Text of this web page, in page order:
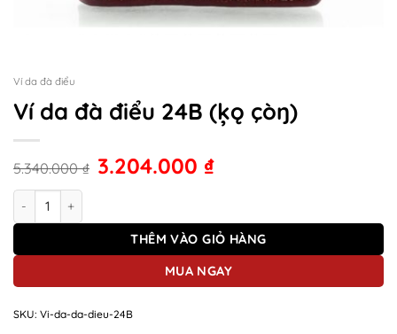
Ví da đà điểu
Ví da đà điểu 24B (ķǫ çòŋ)
5.340.000₫ 3.204.000 ₫
Ví da đà điểu 24B (ķǫ çòŋ) số lượng
THÊM VÀO GIỎ HÀNG
MUA NGAY
SKU: Vi-da-da-dieu-24B